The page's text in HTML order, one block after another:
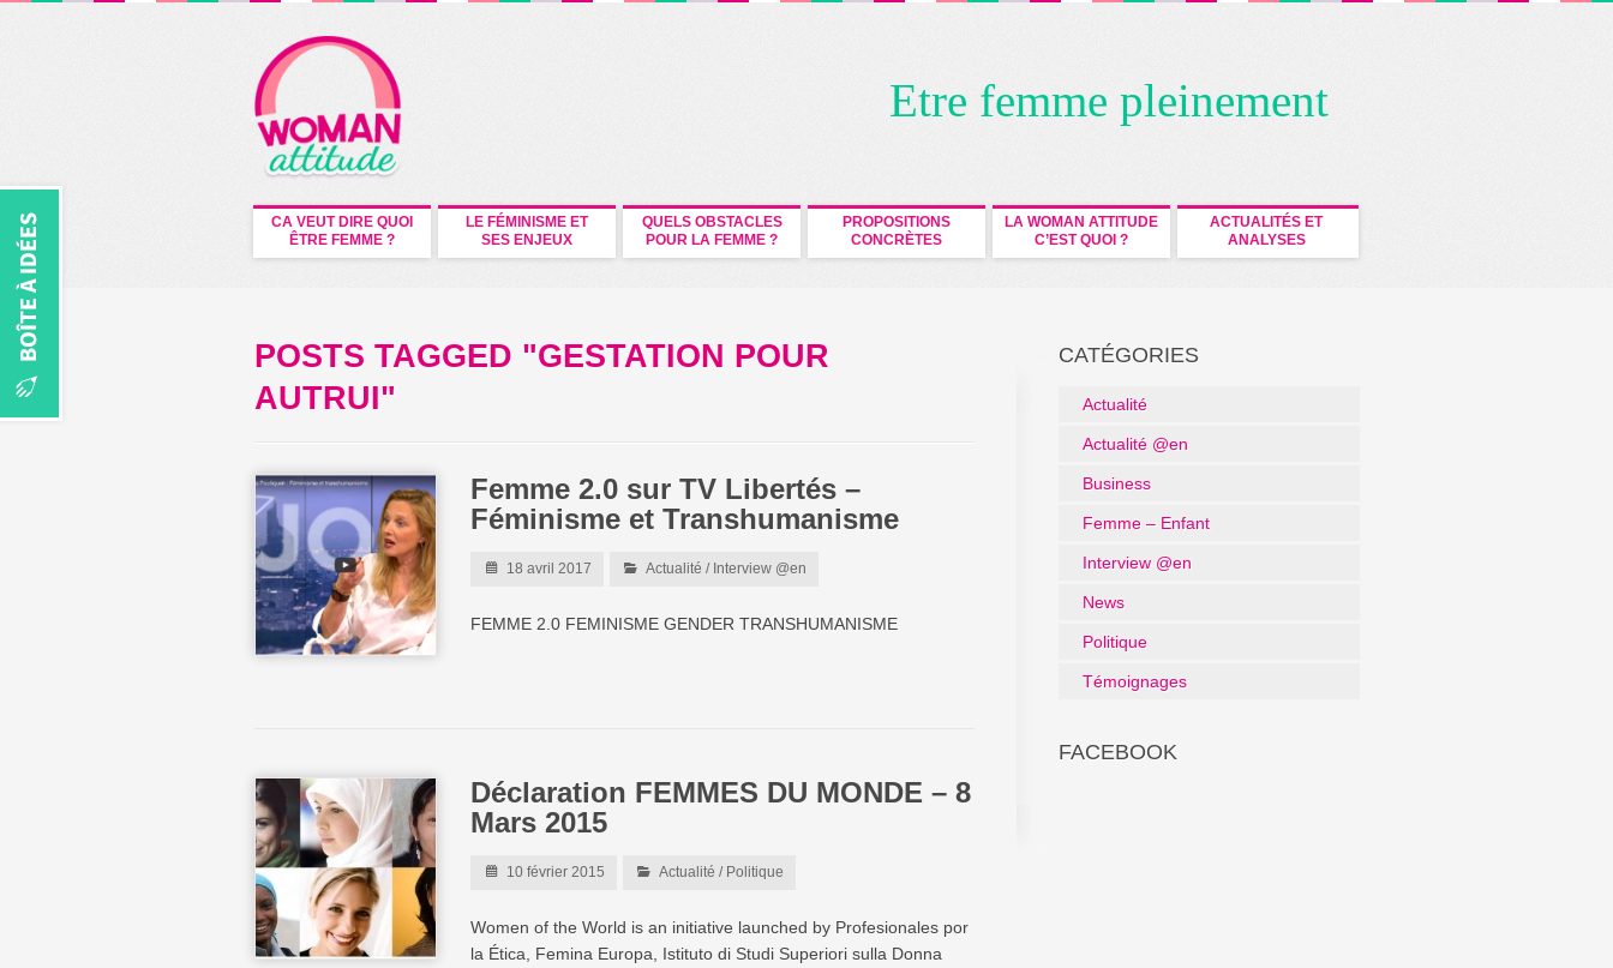
Etre femme pleinement
CA VEUT DIRE QUOI
ÊTRE FEMME ?
LE FÉMINISME ET
SES ENJEUX
QUELS OBSTACLES
POUR LA FEMME ?
PROPOSITIONS
CONCRÈTES
LA WOMAN ATTITUDE
C’EST QUOI ?
ACTUALITÉS ET
ANALYSES
POSTS TAGGED "GESTATION POUR
AUTRUI"
Femme 2.0 sur TV Libertés –
Féminisme et Transhumanisme
18 avril 2017 Actualité / Interview @en
FEMME 2.0 FEMINISME GENDER TRANSHUMANISME
Déclaration FEMMES DU MONDE – 8
Mars 2015
10 février 2015 Actualité / Politique
Women of the World is an initiative launched by Profesionales por
la Ética, Femina Europa, Istituto di Studi Superiori sulla Donna
CATÉGORIES
Actualité
Actualité @en
Business
Femme – Enfant
Interview @en
News
Politique
Témoignages
FACEBOOK